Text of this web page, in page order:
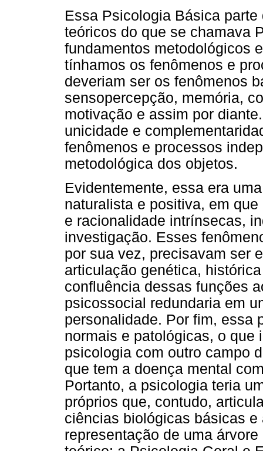
Essa Psicologia Básica
teóricos do que se chamava
fundamentos metodológicos
tínhamos os fenômenos e
deveriam ser os fenômenos
sensopercepção, memória,
motivação e assim por
unicidade e
fenômenos e processos
metodológica dos objetos.
Evidentemente, essa era
naturalista e positiva, em
e racionalidade intrínsecas,
investigação. Esses
por sua vez, precisavam ser
articulação genética,
confluência dessas funções
psicossocial redundaria em
personalidade. Por fim, essa
normais e patológicas, o que
psicologia com outro campo
que tem a doença mental
Portanto, a psicologia teria
próprios que, contudo,
ciências biológicas básicas
representação de uma